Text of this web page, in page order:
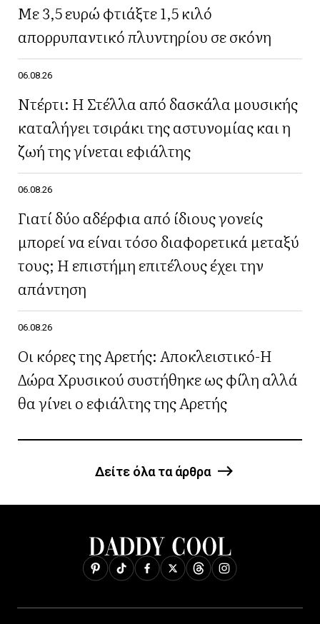
Με 3,5 ευρώ φτιάξτε 1,5 κιλό
απορρυπαντικό πλυντηρίου σε σκόνη
06.08.26
Ντέρτι: Η Στέλλα από δασκάλα μουσικής
καταλήγει τσιράκι της αστυνομίας και η
ζωή της γίνεται εφιάλτης
06.08.26
Γιατί δύο αδέρφια από ίδιους γονείς
μπορεί να είναι τόσο διαφορετικά μεταξύ
τους; Η επιστήμη επιτέλους έχει την
απάντηση
06.08.26
Οι κόρες της Αρετής: Αποκλειστικό-Η
Δώρα Χρυσικού συστήθηκε ως φίλη αλλά
θα γίνει ο εφιάλτης της Αρετής
Δείτε όλα τα άρθρα